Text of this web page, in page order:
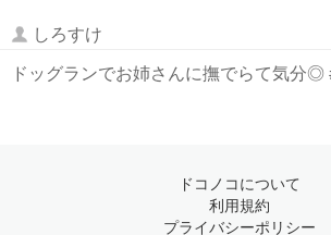
しろすけ
ドッグランでお姉さんに撫でらて気分◎
ドコノコについて
利用規約
プライバシーポリシー